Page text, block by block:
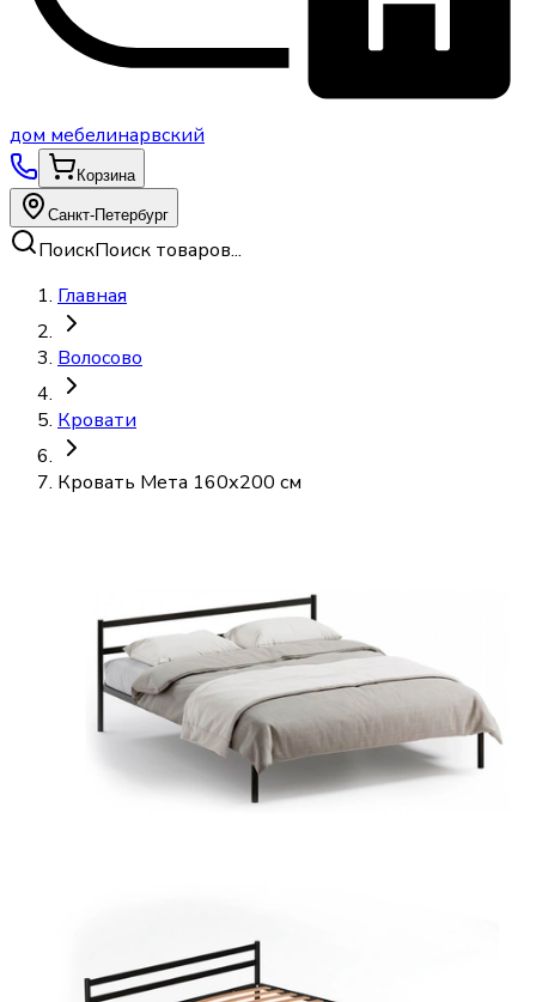
дом мебелинарвский
Корзина
Санкт-Петербург
ПоискПоиск товаров...
Главная
Волосово
Кровати
Кровать Мета 160х200 см